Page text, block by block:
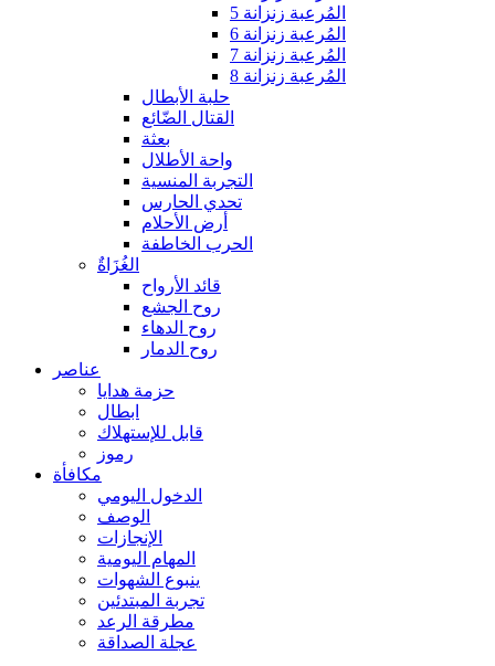
المُرعبة زنزانة 5
المُرعبة زنزانة 6
المُرعبة زنزانة 7
المُرعبة زنزانة 8
حلبة الأبطال
القتال الضّائع
بعثة
واحة الأطلال
التجربة المنسية
تحدي الحارس
أرض الأحلام
الحرب الخاطفة
الغُزَاةٌ
قائد الأرواح
روح الجشع
روح الدهاء
روح الدمار
عناصر
حزمة هدايا
ابطال
قابل للإستهلاك
رموز
مكافأة
الدخول اليومي
الوصف
الإنجازات
المهام اليومية
ينبوع الشهوات
تجربة المبتدئين
مطرقة الرعد
عجلة الصداقة